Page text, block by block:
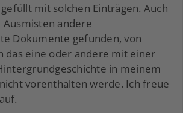
mit solchen Einträgen. Auch
andere
Dokumente gefunden, von
das eine oder andere mit einer
in meinem
vorenthalten werde. Ich freue